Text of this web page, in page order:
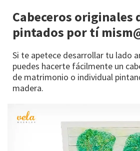
Cabeceros originales
pintados por tí
Si te apetece desarrollar tu lado
puedes hacerte fácilmente un
de matrimonio o individual
madera.